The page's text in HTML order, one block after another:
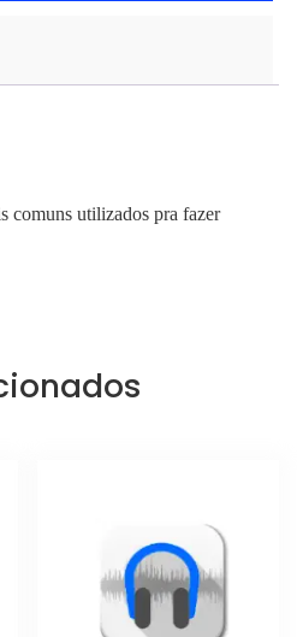
comuns utilizados pra fazer